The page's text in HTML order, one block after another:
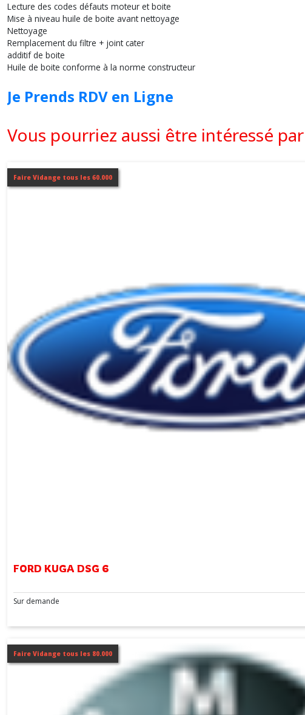
Lecture des codes défauts moteur et boite
Mise à niveau huile de boite avant nettoyage
Nettoyage
Remplacement du filtre + joint cater
additif de boite
Huile de boite conforme à la norme constructeur
Je Prends RDV en Ligne
Vous pourriez aussi être intéressé par
Faire Vidange tous les 60.000
FORD KUGA DSG 6
Sur demande
Faire Vidange tous les 80.000